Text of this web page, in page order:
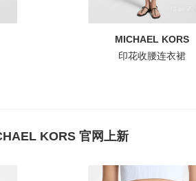
MICHAEL KORS
印花收腰连衣裙
KORS 官网上新